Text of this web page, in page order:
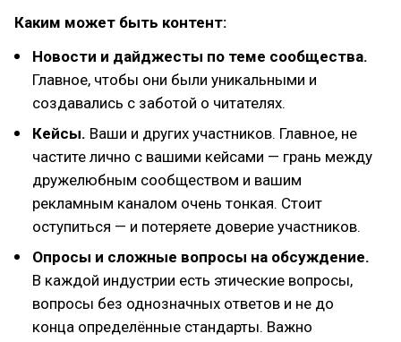
Каким может быть контент:
Новости и дайджесты по теме сообщества.
Главное, чтобы они были уникальными и
создавались с заботой о читателях.
Кейсы. Ваши и других участников. Главное, не
частите лично с вашими кейсами — грань между
дружелюбным сообществом и вашим
рекламным каналом очень тонкая. Стоит
оступиться — и потеряете доверие участников.
Опросы и сложные вопросы на обсуждение.
В каждой индустрии есть этические вопросы,
вопросы без однозначных ответов и не до
конца определённые стандарты. Важно